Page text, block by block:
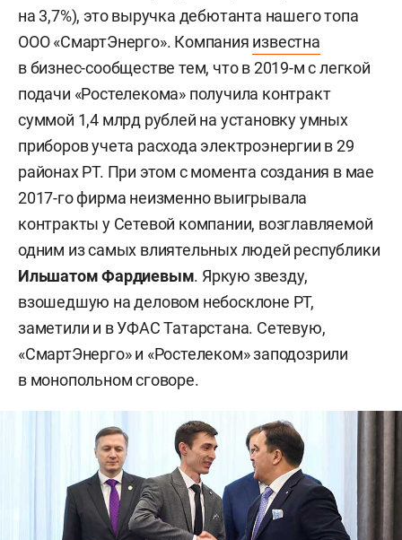
на 3,7%), это выручка дебютанта нашего топа
ООО «СмартЭнерго». Компания известна
в бизнес-сообществе тем, что в 2019-м с легкой
подачи «Ростелекома» получила контракт
суммой 1,4 млрд рублей на установку умных
приборов учета расхода электроэнергии в 29
районах РТ. При этом с момента создания в мае
2017-го фирма неизменно выигрывала
контракты у Сетевой компании, возглавляемой
одним из самых влиятельных людей республики
Ильшатом Фардиевым. Яркую звезду,
взошедшую на деловом небосклоне РТ,
заметили и в УФАС Татарстана. Сетевую,
«СмартЭнерго» и «Ростелеком» заподозрили
в монопольном сговоре.